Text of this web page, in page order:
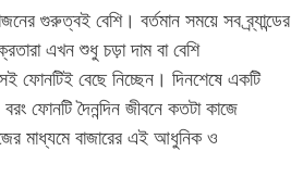
গুরুত্বই বেশি। বর্তমান সময়ে সব ব্র্যান্ডের
এখন শুধু চড়া দাম বা বেশি
ফোনটিই বেছে নিচ্ছেন। দিনশেষে একটি
ফোনটি দৈনন্দিন জীবনে কতটা কাজে
মাধ্যমে বাজারের এই আধুনিক ও